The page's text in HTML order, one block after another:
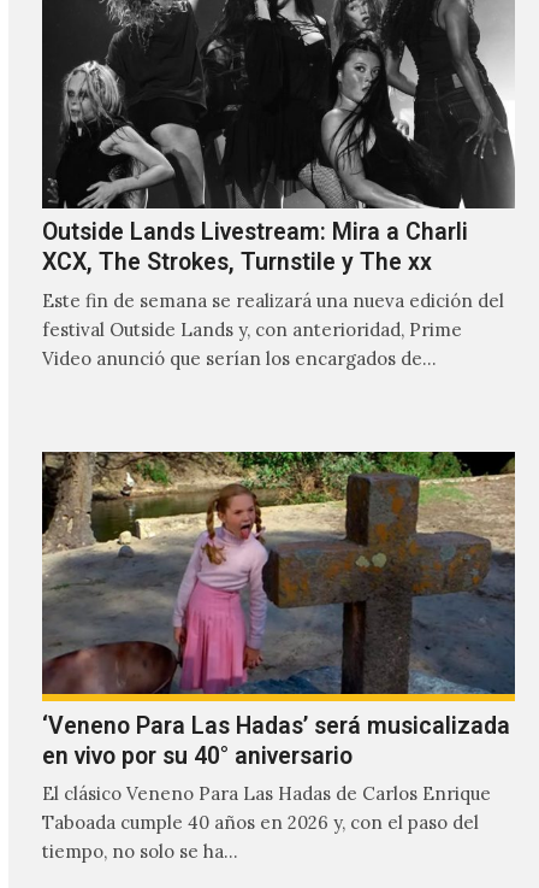
Outside Lands Livestream: Mira a Charli
XCX, The Strokes, Turnstile y The xx
Este fin de semana se realizará una nueva edición del
festival Outside Lands y, con anterioridad, Prime
Video anunció que serían los encargados de
‘Veneno Para Las Hadas’ será musicalizada
en vivo por su 40° aniversario
El clásico Veneno Para Las Hadas de Carlos Enrique
Taboada cumple 40 años en 2026 y, con el paso del
tiempo, no solo se ha…